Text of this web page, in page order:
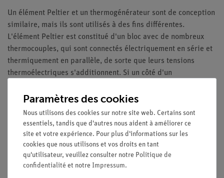
Un élément Peltier et un thermogénérateur sont de conception
similaire, mais ils sont utilisés à des fins différentes.
L'élément Peltier est constitué d'un bloc avec de nombreux
thermocouples, qui sont connectés électriquement en série et
thermiquement en parallèle, de sorte que leurs tensions
thermoélectriques s'additionnent. Si un côté d'un
est générée. Si une tension est appliquée en sens inverse, un
courant circule dans l'élément et une différence de
température est créée : un côté devient plus froid, l'autre plus
chaud. Cet effet est appelé l'effet Peltier.
Avantages
Partie d'une solution de système - facilement extensible
Paramètres des cookies
Nous utilisons des cookies sur notre site web. Certains sont
essentiels, tandis que d'autres nous aident à améliorer ce
site et votre expérience. Pour plus d'informations sur les
cookies que nous utilisons et vos droits en tant
qu'utilisateur, veuillez consulter notre Politique de
confidentialité et notre Impressum.